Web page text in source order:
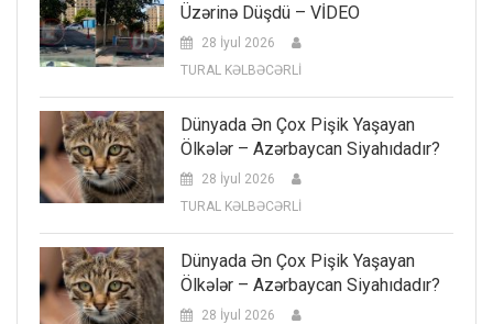
Üzərinə Düşdü – VİDEO
28 İyul 2026
TURAL KƏLBƏCƏRLİ
Dünyada Ən Çox Pişik Yaşayan
Ölkələr – Azərbaycan Siyahıdadır?
28 İyul 2026
TURAL KƏLBƏCƏRLİ
Dünyada Ən Çox Pişik Yaşayan
Ölkələr – Azərbaycan Siyahıdadır?
28 İyul 2026